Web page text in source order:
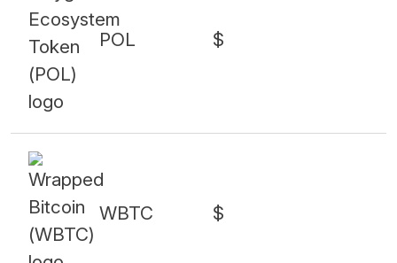
POL $
WBTC $